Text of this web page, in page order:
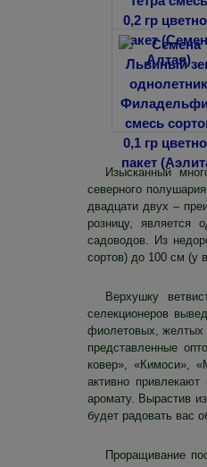
Изысканный
северного
двадцати двух –
розницу, является
садоводов. Из
сортов) до 100 см (у
Верхушку
селекционеров
фиолетовых, желтых
представленные
ковер», «Кимоси»,
активно
аромату. Вырастив
будет радовать вас
Проращивание